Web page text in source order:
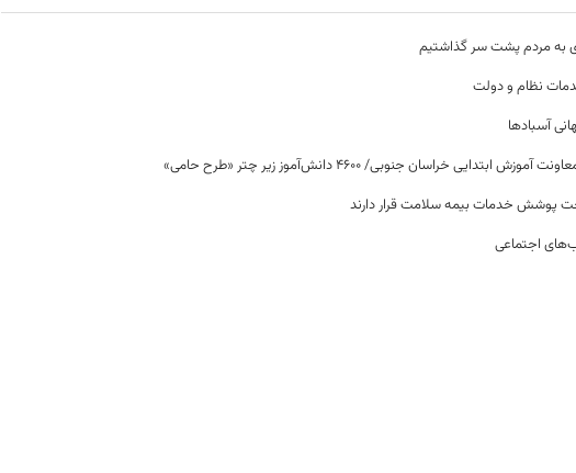
به مردم پشت سر گذاشتیم
نظام و دولت
آسبادها
خراسان جنوبی/ ۴۶۰۰ دانش‌آموز زیر چتر «طرح حامی»
اجتماعی